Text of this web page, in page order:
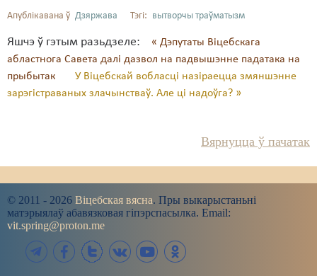
Апублікавана ў Дзяржава Тэгі: вытворчы траўматызм
Яшчэ ў гэтым разьдзеле:
« Дэпутаты Віцебскага
абластнога Савета далі дазвол на падвышэнне падатака на
прыбытак
У Віцебскай вобласці назіраецца змяншэнне
зарэгістраваных злачынстваў. Але ці надоўга? »
Вярнуцца ў пачатак
© 2011 - 2026 Віцебская вясна. Пры выкарыстаньні
матэрыялаў абавязковая гіпэрспасылка. Email:
vit.spring@proton.me